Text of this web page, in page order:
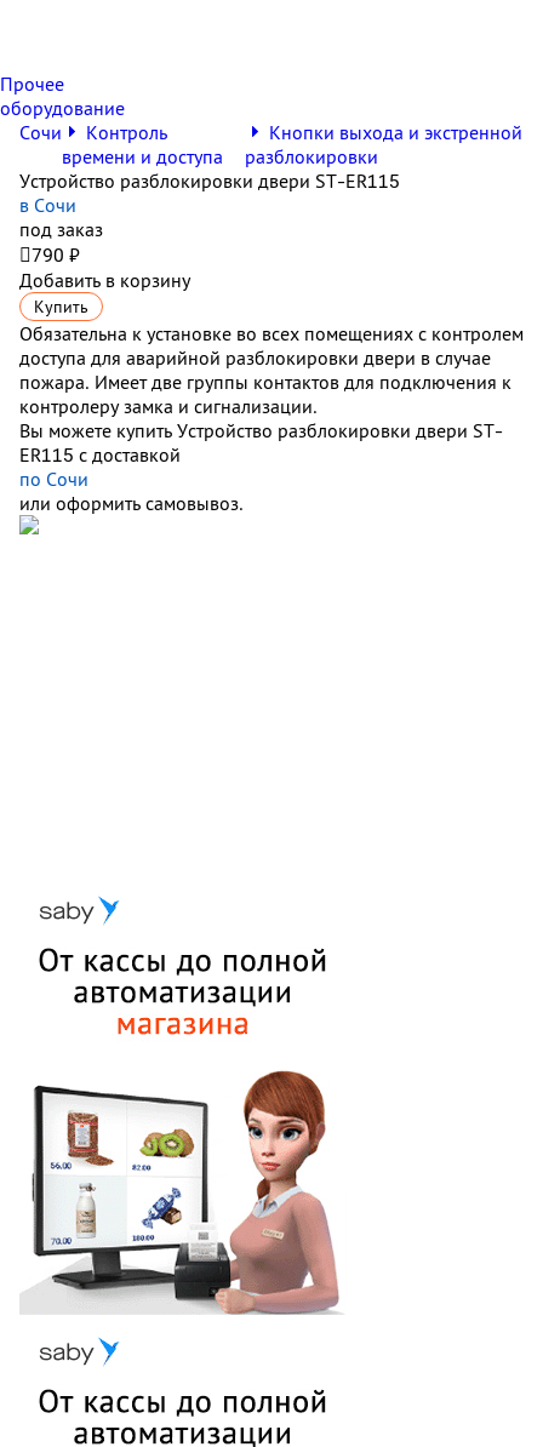
Прочее
оборудование
Сочи
Контроль
времени и доступа
Кнопки выхода и экстренной
разблокировки
Устройство разблокировки двери ST-ER115
в Сочи
под заказ
790 ₽
Добавить в корзину
Купить
Обязательна к установке во всех помещениях с контролем
доступа для аварийной разблокировки двери в случае
пожара. Имеет две группы контактов для подключения к
контролеру замка и сигнализации.
Вы можете купить Устройство разблокировки двери ST-
ER115 с доставкой
по Сочи
или оформить самовывоз.